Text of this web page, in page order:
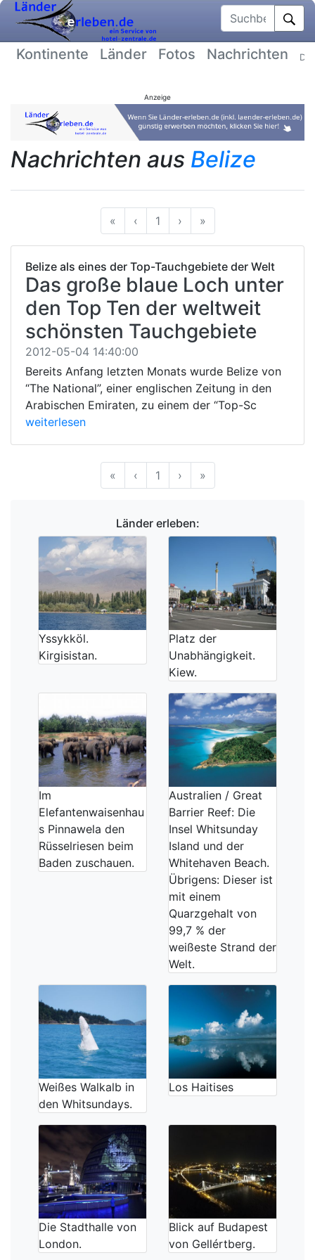
Suchbegriff
Kontinente Länder Fotos Nachrichten
Anzeige
Nachrichten aus Belize
« Anfang
‹ Vorherige
1 ›Nächste
»Ende
Belize als eines der Top-Tauchgebiete der Welt
Das große blaue Loch unter
den Top Ten der weltweit
schönsten Tauchgebiete
2012-05-04 14:40:00
Bereits Anfang letzten Monats wurde Belize von
“The National”, einer englischen Zeitung in den
Arabischen Emiraten, zu einem der “Top-Sc
weiterlesen
« Anfang
‹ Vorherige
1 ›Nächste
»Ende
Länder erleben:
Yssykköl.
Kirgisistan.
Platz der
Unabhängigkeit.
Kiew.
Im
Elefantenwaisenhau
s Pinnawela den
Rüsselriesen beim
Baden zuschauen.
Australien / Great
Barrier Reef: Die
Insel Whitsunday
Island und der
Whitehaven Beach.
Übrigens: Dieser ist
mit einem
Quarzgehalt von
99,7 % der
weißeste Strand der
Welt.
Weißes Walkalb in
den Whitsundays.
Los Haitises
Die Stadthalle von
London.
Blick auf Budapest
von Gellértberg.